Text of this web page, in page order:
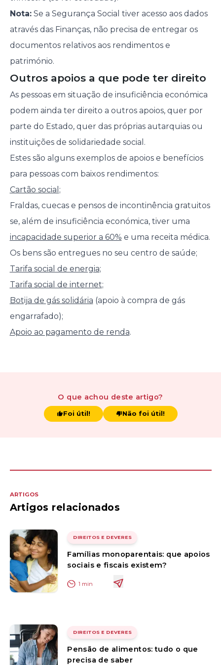
Nota:Se a Segurança Social tiver acesso aos dados
através das Finanças, não precisa de entregar os
documentos relativos aos rendimentos e
património.
Outros apoios a que pode ter direito
As pessoas em situação de insuficiência económica
podem ainda ter direito a outros apoios, quer por
parte do Estado, quer das próprias autarquias ou
instituições de solidariedade social.
Estes são alguns exemplos de apoios e benefícios
para pessoas com baixos rendimentos:
Cartão social ;
Fraldas, cuecas e pensos de incontinência gratuitos
se, além de insuficiência económica, tiver uma
incapacidade superior a 60% e uma receita médica.
Os bens são entregues no seu centro de saúde;
Tarifa social de energia;
Tarifa social de internet;
Botija de gás solidária (apoio à compra de gás
engarrafado);
Apoio ao pagamento de renda.
O que achou deste artigo?
Foi útil! Não foi útil!
ARTIGOS
Artigos relacionados
DIREITOS E DEVERES
Famílias monoparentais: que apoios
sociais e fiscais existem?
1 min
DIREITOS E DEVERES
Pensão de alimentos: tudo o que
precisa de saber